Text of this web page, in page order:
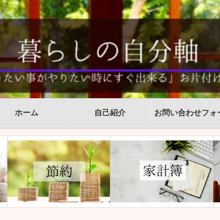
ホーム 自己紹介 お問い合わせフォ